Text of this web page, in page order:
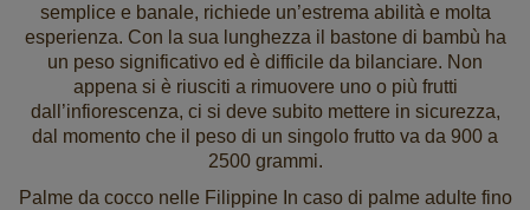
semplice e banale, richiede un’estrema abilità e molta
esperienza. Con la sua lunghezza il bastone di bambù ha
un peso significativo ed è difficile da bilanciare. Non
appena si è riusciti a rimuovere uno o più frutti
dall’infiorescenza, ci si deve subito mettere in sicurezza,
dal momento che il peso di un singolo frutto va da 900 a
2500 grammi.
Palme da cocco nelle Filippine In caso di palme adulte fino